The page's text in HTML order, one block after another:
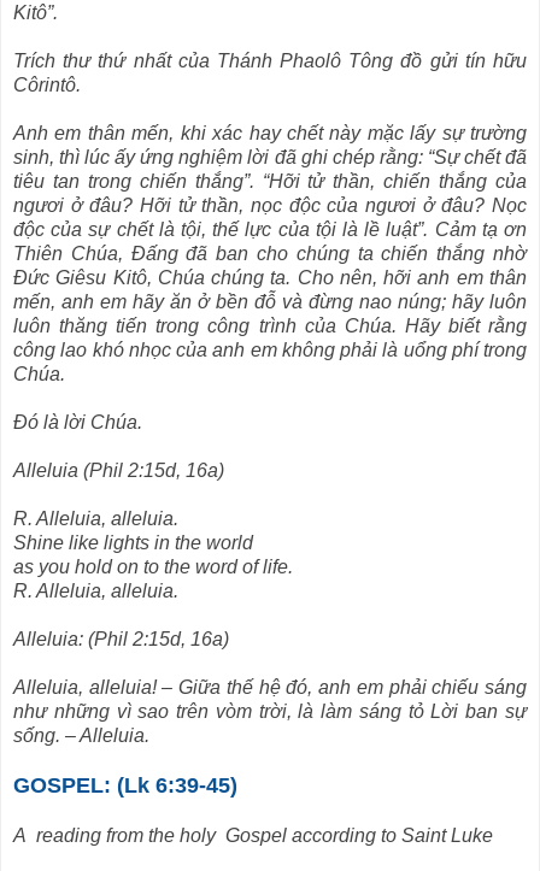
Kitô”.
Trích thư thứ nhất của Thánh Phaolô Tông đồ gửi tín hữu
Côrintô.
Anh em thân mến, khi xác hay chết này mặc lấy sự trường
sinh, thì lúc ấy ứng nghiệm lời đã ghi chép rằng: “Sự chết đã
tiêu tan trong chiến thắng”. “Hỡi tử thần, chiến thắng của
ngươi ở đâu? Hỡi tử thần, nọc độc của ngươi ở đâu? Nọc
độc của sự chết là tội, thế lực của tội là lề luật”. Cảm tạ ơn
Thiên Chúa, Ðấng đã ban cho chúng ta chiến thắng nhờ
Ðức Giêsu Kitô, Chúa chúng ta. Cho nên, hỡi anh em thân
mến, anh em hãy ăn ở bền đỗ và đừng nao núng; hãy luôn
luôn thăng tiến trong công trình của Chúa. Hãy biết rằng
công lao khó nhọc của anh em không phải là uổng phí trong
Chúa.
Ðó là lời Chúa.
Alleluia (Phil 2:15d, 16a)
R. Alleluia, alleluia.
Shine like lights in the world
as you hold on to the word of life.
R. Alleluia, alleluia.
Alleluia: (Phil 2:15d, 16a)
Alleluia, alleluia! – Giữa thế hệ đó, anh em phải chiếu sáng
như những vì sao trên vòm trời, là làm sáng tỏ Lời ban sự
sống. – Alleluia.
GOSPEL: (Lk 6:39-45)
A reading from the holy Gospel according to Saint Luke